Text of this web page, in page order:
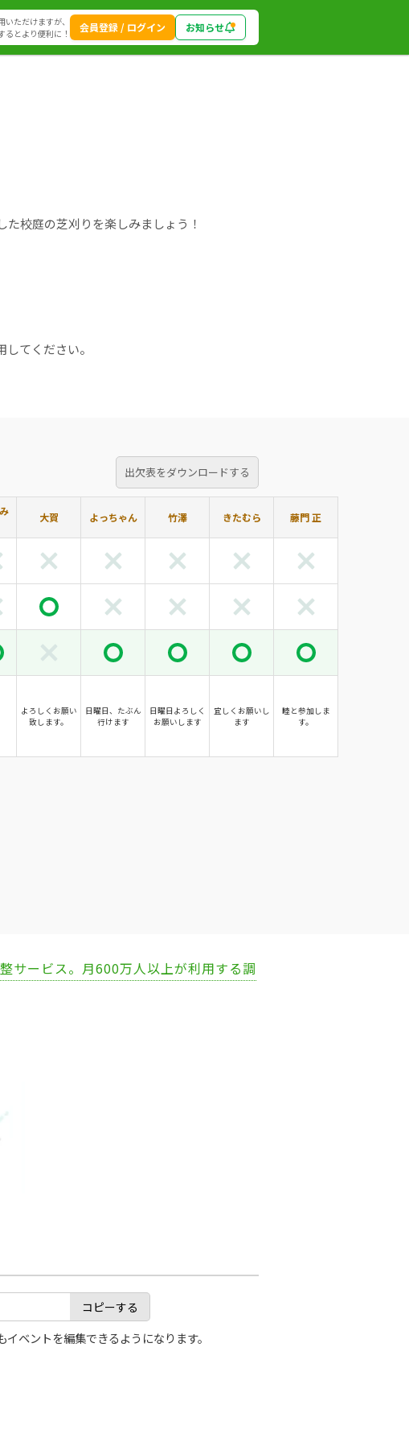
ただけますが、
るとより便利に！
会員登録 / ログイン お知らせ
校庭の芝刈りを楽しみましょう！
てください。
出欠表をダウンロードする
大賀 よっちゃん 竹澤 きたむら 藤門 正
よろしくお願い
致します。
日曜日、たぶん
行けます
日曜日よろしく
お願いします
宜しくお願いし
ます
睦と参加しま
す。
サービス。月600万人以上が利用する調
コピーする
ベントを編集できるようになります。